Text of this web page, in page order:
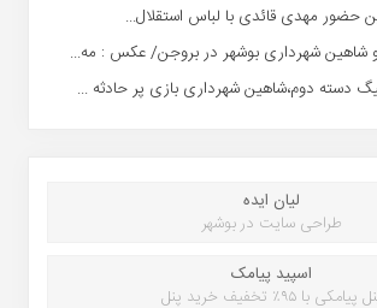
حضور مهدی قائدی با لباس استقلال...
شاهین شهرداری بوشهر در بروجن/ عکس : مه...
دسته دوم،شاهین شهرداری بازی پر حادثه ...
لیان ایده
طراحی سایت در بوشهر
اسپید پیامک
پیامکی با ۹۵٪ تخفیف خرید پنل